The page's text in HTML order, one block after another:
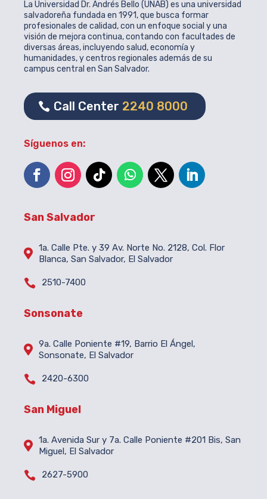
La Universidad Dr. Andrés Bello (UNAB) es una universidad
salvadoreña fundada en 1991, que busca formar
profesionales de calidad, con un enfoque social y una
visión de mejora continua, contando con facultades de
diversas áreas, incluyendo salud, economía y
humanidades, y centros regionales además de su
campus central en San Salvador.
Call Center 2240 8000
Síguenos en:
San Salvador
 1a. Calle Pte. y 39 Av. Norte No. 2128, Col. Flor
Blanca, San Salvador, El Salvador
 2510-7400
Sonsonate
 9a. Calle Poniente #19, Barrio El Ángel,
Sonsonate, El Salvador
 2420-6300
San Miguel
 1a. Avenida Sur y 7a. Calle Poniente #201 Bis, San
Miguel, El Salvador
 2627-5900